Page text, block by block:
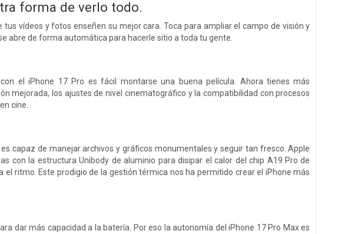
forma de verlo todo.
vídeos y fotos enseñen su mejor cara. Toca para ampliar el campo de visión y
abre de forma automática para hacerle sitio a toda tu gente.
el iPhone 17 Pro es fácil montarse una buena película. Ahora tienes más
mejorada, los ajustes de nivel cinematográfico y la compatibilidad con procesos
cine.
capaz de manejar archivos y gráficos monumentales y seguir tan fresco. Apple
con la estructura Unibody de aluminio para disipar el calor del chip A19 Pro de
ritmo. Este prodigio de la gestión térmica nos ha permitido crear el iPhone más
dar más capacidad a la batería. Por eso la autonomía del iPhone 17 Pro Max es